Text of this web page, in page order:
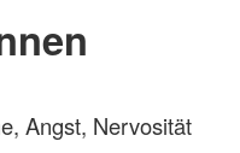
Angst, Nervosität